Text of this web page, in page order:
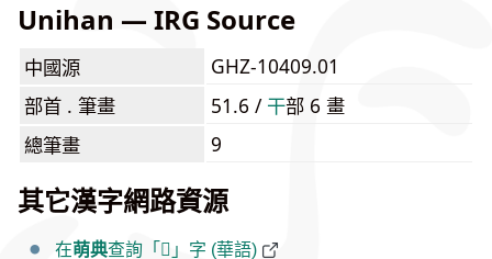
Unihan — IRG Source
中國源
GHZ-10409.01
部首 . 筆畫
51.6 / ⼲部 6 畫
總筆畫
9
其它漢字網路資源
在萌典查詢「𢆔」字 (華語)